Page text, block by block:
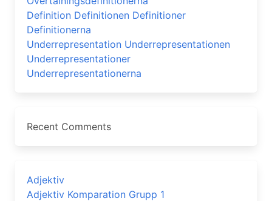
Definition Definitionen Definitioner
Definitionerna
Underrepresentation Underrepresentationen
Underrepresentationer
Underrepresentationerna
Recent Comments
Adjektiv
Adjektiv Komparation Grupp 1